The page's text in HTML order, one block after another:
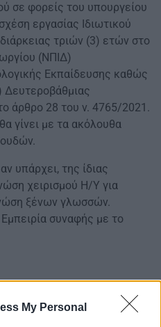
My Personal
σε φορείς του υπουργείου
εργασίας Ιδιωτικού
τριών (3) ετών στο
(ΝΠΙΔ)
Εκπαίδευσης καθώς
άρθρο 28 του ν. 4765/2021.
γίνει με τα ακόλουθα
υπάρχει, της ίδιας
χειρισμού Η/Υ για
ξένων γλωσσών.
συναφής με το
τις ειδικότητες:
Εκπαίδευσης (Π.Ε.),